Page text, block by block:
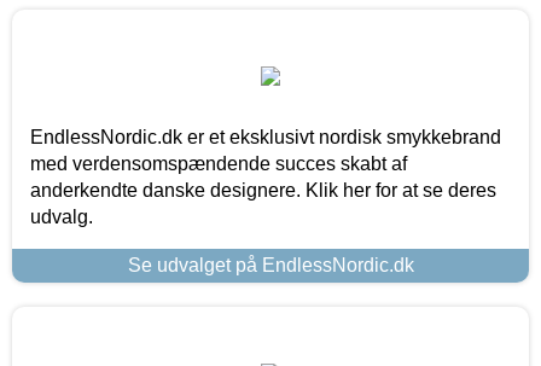
EndlessNordic.dk er et eksklusivt nordisk smykkebrand
med verdensomspændende succes skabt af
anderkendte danske designere. Klik her for at se deres
udvalg.
Se udvalget på EndlessNordic.dk